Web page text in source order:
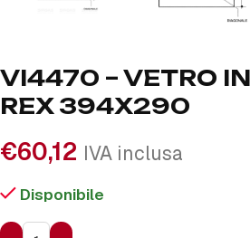
VI4470 – VETRO
REX 394X290
€60,12 IVA inclusa
Disponibile